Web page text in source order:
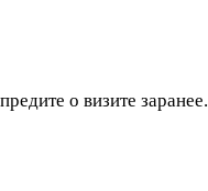
о визите заранее.